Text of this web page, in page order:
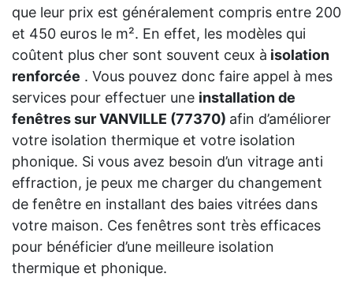
que leur prix est généralement compris entre 200
et 450 euros le m². En effet, les modèles qui
coûtent plus cher sont souvent ceux à isolation
renforcée . Vous pouvez donc faire appel à mes
services pour effectuer une installation de
fenêtres sur VANVILLE (77370) afin d’améliorer
votre isolation thermique et votre isolation
phonique. Si vous avez besoin d’un vitrage anti
effraction, je peux me charger du changement
de fenêtre en installant des baies vitrées dans
votre maison. Ces fenêtres sont très efficaces
pour bénéficier d’une meilleure isolation
thermique et phonique.